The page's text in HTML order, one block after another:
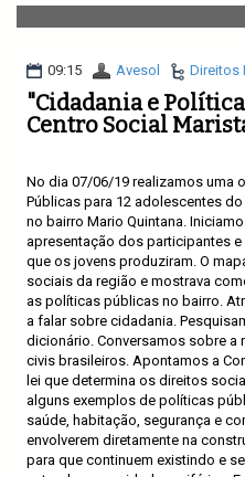
09:15 Avesol Direitos
"Cidadania e
Centro Social
No dia 07/06/19 realizamos uma
Públicas para 12 adolescentes
no bairro Mario Quintana.
apresentação dos participantes
que os jovens produziram. O
sociais da região e mostrava
as políticas públicas no bairro.
a falar sobre cidadania.
dicionário. Conversamos sobre
civis brasileiros. Apontamos a
lei que determina os direitos
alguns exemplos de políticas
saúde, habitação, segurança e
envolverem diretamente na
para que continuem existindo e